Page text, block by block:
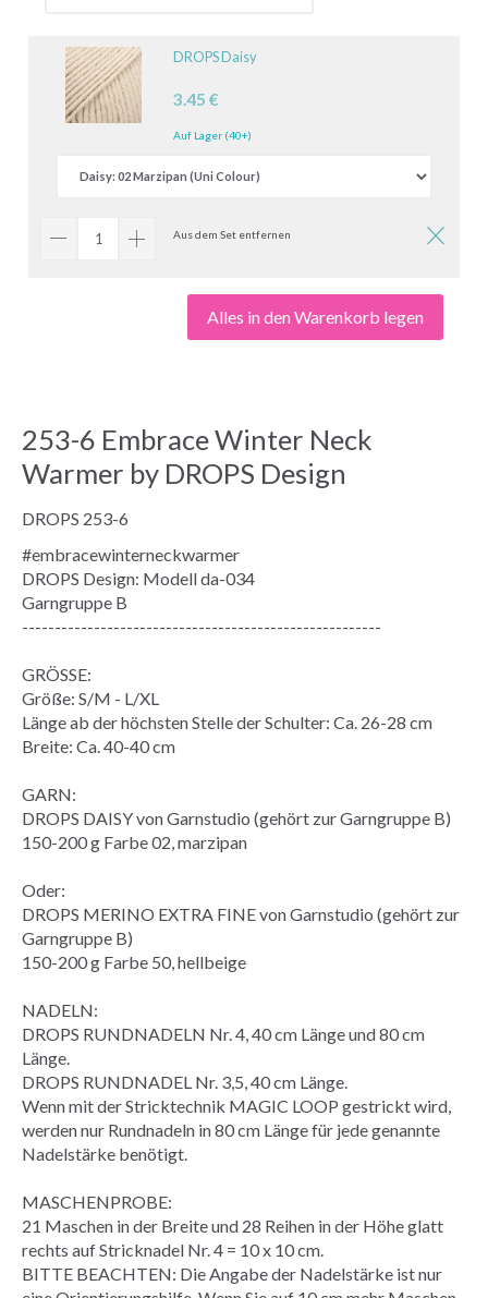
DROPS Daisy
3.45 €
Auf Lager (40+)
Aus dem Set entfernen
Alles in den Warenkorb legen
253-6 Embrace Winter Neck
Warmer by DROPS Design
DROPS 253-6
#embracewinterneckwarmer
DROPS Design: Modell da-034
Garngruppe B
-------------------------------------------------------
GRÖSSE:
Größe: S/M - L/XL
Länge ab der höchsten Stelle der Schulter: Ca. 26-28 cm
Breite: Ca. 40-40 cm
GARN:
DROPS DAISY von Garnstudio (gehört zur Garngruppe B)
150-200 g Farbe 02, marzipan
Oder:
DROPS MERINO EXTRA FINE von Garnstudio (gehört zur
Garngruppe B)
150-200 g Farbe 50, hellbeige
NADELN:
DROPS RUNDNADELN Nr. 4, 40 cm Länge und 80 cm
Länge.
DROPS RUNDNADEL Nr. 3,5, 40 cm Länge.
Wenn mit der Stricktechnik MAGIC LOOP gestrickt wird,
werden nur Rundnadeln in 80 cm Länge für jede genannte
Nadelstärke benötigt.
MASCHENPROBE:
21 Maschen in der Breite und 28 Reihen in der Höheglatt
rechts auf Stricknadel Nr. 4 = 10 x 10 cm.
BITTE BEACHTEN: Die Angabe der Nadelstärke ist nur